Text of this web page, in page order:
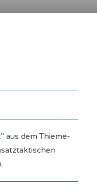
” aus dem Thieme-